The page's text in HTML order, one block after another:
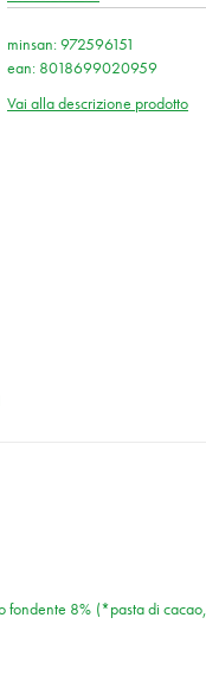
minsan: 972596151
ean: 8018699020959
Vai alla descrizione prodotto
8% (*pasta di